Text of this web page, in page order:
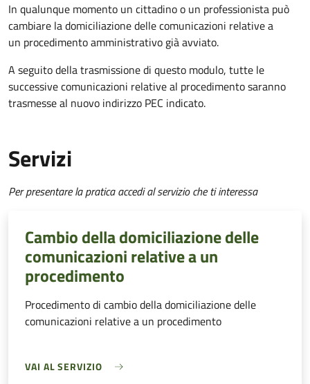
In qualunque momento un cittadino o un professionista può
cambiare la domiciliazione delle comunicazioni relative a
un procedimento amministrativo già avviato.
A seguito della trasmissione di questo modulo, tutte le
successive comunicazioni relative al procedimento saranno
trasmesse al nuovo indirizzo PEC indicato.
Servizi
Per presentare la pratica accedi al servizio che ti interessa
Cambio della domiciliazione delle
comunicazioni relative a un
procedimento
Procedimento di cambio della domiciliazione delle
comunicazioni relative a un procedimento
VAI AL SERVIZIO